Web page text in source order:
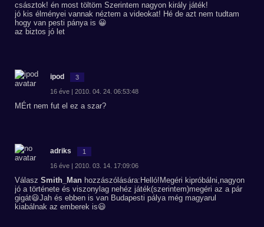
császtok! én most töltöm Szerintem nagyon király játék!
jó kis élményei vannak néztem a videokat! Hé de azt nem tudtam
hogy van pesti pánya is 😀
az biztos jó let
ipod 3
16 éve | 2010. 04. 24. 06:53:48
MÉrt nem fut el ez a szar?
adriks 1
16 éve | 2010. 03. 14. 17:09:06
Válasz Smith_Man hozzászólására:Helló!Megéri kipróbálni,nagyon
jó a története és viszonylag nehéz játék(szerintem)megéri az a pár
gigát😃Jah és ebben is van Budapesti pálya még magyarul
kiabálnak az emberek is😃